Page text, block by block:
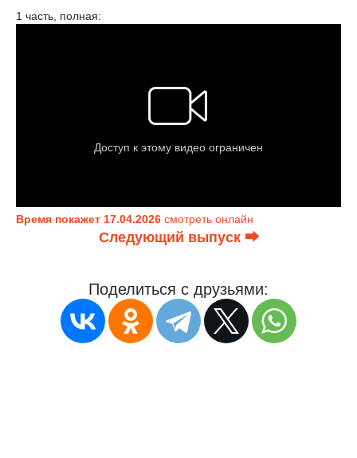
1 часть, полная:
Время покажет 17.04.2026 смотреть онлайн
Следующий выпуск ⮕
Поделиться с друзьями: